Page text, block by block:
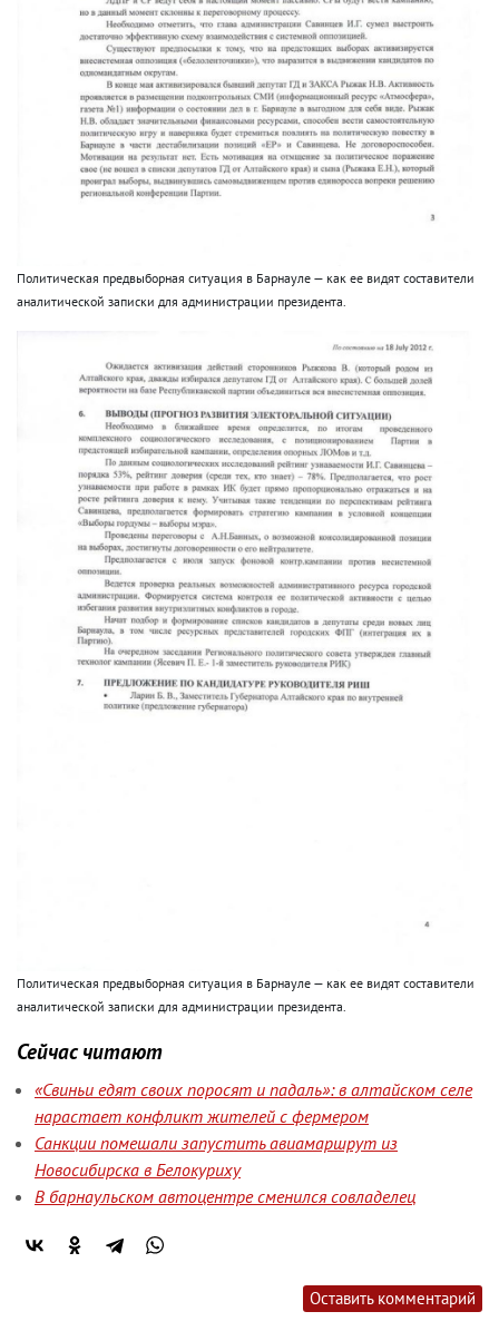
Политическая предвыборная ситуация в Барнауле — как ее видят составители
аналитической записки для администрации президента.
Политическая предвыборная ситуация в Барнауле — как ее видят составители
аналитической записки для администрации президента.
Сейчас читают
«Свиньи едят своих поросят и падаль»: в алтайском селе
нарастает конфликт жителей с фермером
Санкции помешали запустить авиамаршрут из
Новосибирска в Белокуриху
В барнаульском автоцентре сменился совладелец
Оставить комментарий